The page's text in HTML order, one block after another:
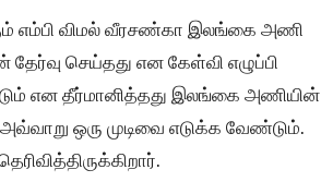
எம்பி விமல் வீரசண்கா இலங்கை அணி
செய்தது என கேள்வி எழுப்பி
என தீர்மானித்தது இலங்கை அணியின்
ஒரு முடிவை எடுக்க வேண்டும்.